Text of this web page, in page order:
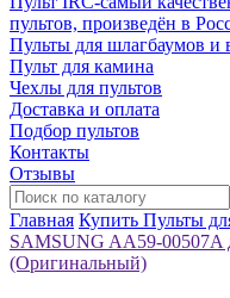
пультов, произведён в
Пульты для шлагбаумов и
Пульт для камина
Чехлы для пультов
Доставка и оплата
Подбор пультов
Контакты
Отзывы
Главная Купить Пульты
SAMSUNG AA59-00507A
(Оригинальный)